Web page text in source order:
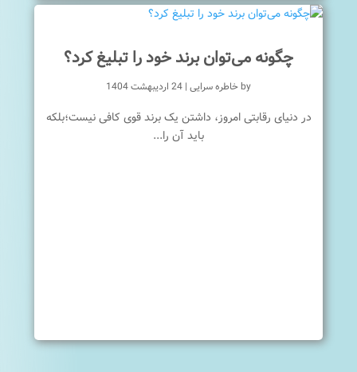
چگونه می‌توان برند خود را تبلیغ کرد؟
byخاطره سرایی | 24 اردیبهشت 1404
در دنیای رقابتی امروز، داشتن یک برند قوی کافی نیست؛بلکه
باید آن را...